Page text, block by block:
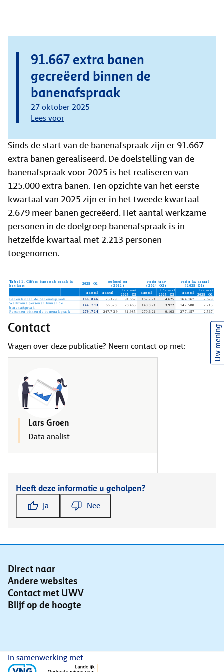
91.667 extra banen
gecreëerd binnen de
banenafspraak
27 oktober 2025
Lees voor
Sinds de start van de banenafspraak zijn er 91.667
extra banen gerealiseerd. De doelstelling van de
banenafspraak voor 2025 is het realiseren van
125.000 extra banen. Ten opzichte van het eerste
kwartaal van 2025 zijn er in het tweede kwartaal
2.679 meer banen gecreëerd. Het aantal werkzame
personen in de doelgroep banenafspraak is in
hetzelfde kwartaal met 2.213 personen
toegenomen.
Contact
Vragen over deze publicatie? Neem contact op met:
Lars Groen
Data analist
Heeft deze informatie u geholpen?
Ja Nee
Direct naar
Andere websites
Contact met UWV
Blijf op de hoogte
In samenwerking met
Uw mening